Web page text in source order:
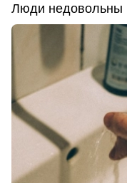
Люди недовольны